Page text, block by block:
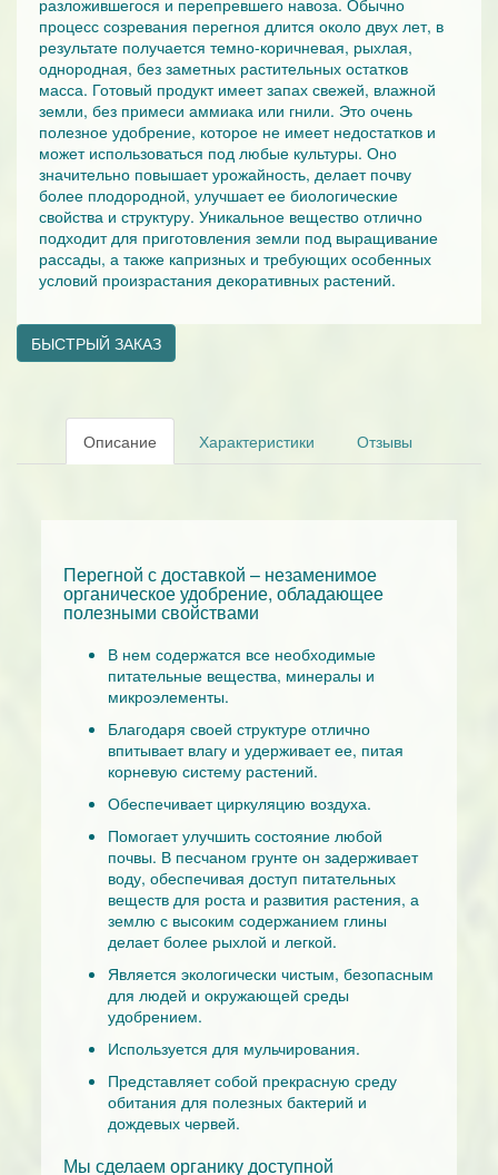
процесс созревания перегноя длится около двух лет, в
результате получается темно-коричневая, рыхлая,
однородная, без заметных растительных остатков
масса. Готовый продукт имеет запах свежей, влажной
земли, без примеси аммиака или гнили. Это очень
полезное удобрение, которое не имеет недостатков и
может использоваться под любые культуры. Оно
значительно повышает урожайность, делает почву
более плодородной, улучшает ее биологические
свойства и структуру. Уникальное вещество отлично
подходит для приготовления земли под выращивание
рассады, а также капризных и требующих особенных
условий произрастания декоративных растений.
БЫСТРЫЙ ЗАКАЗ
Описание Характеристики Отзывы
Перегной с доставкой– незаменимое
органическое удобрение, обладающее
полезными свойствами
В нем содержатся все необходимые
питательные вещества, минералы и
микроэлементы.
Благодаря своей структуре отлично
впитывает влагу и удерживает ее, питая
корневую систему растений.
Обеспечивает циркуляцию воздуха.
Помогает улучшить состояние любой
почвы. В песчаном грунте он задерживает
воду, обеспечивая доступ питательных
веществ для роста и развития растения, а
землю с высоким содержанием глины
делает более рыхлой и легкой.
Является экологически чистым, безопасным
для людей и окружающей среды
удобрением.
Используется для мульчирования.
Представляет собой прекрасную среду
обитания для полезных бактерий и
дождевых червей.
Мы сделаем органику доступной